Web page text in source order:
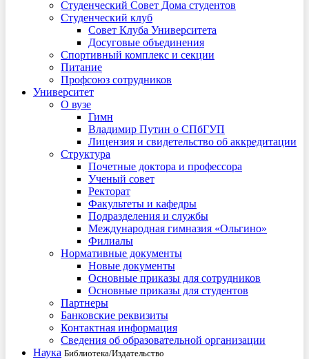
Студенческий Совет Дома студентов
Студенческий клуб
Совет Клуба Университета
Досуговые объединения
Спортивный комплекс и секции
Питание
Профсоюз сотрудников
Университет
О вузе
Гимн
Владимир Путин о СПбГУП
Лицензия и свидетельство об аккредитации
Структура
Почетные доктора и профессора
Ученый совет
Ректорат
Факультеты и кафедры
Подразделения и службы
Международная гимназия «Ольгино»
Филиалы
Нормативные документы
Новые документы
Основные приказы для сотрудников
Основные приказы для студентов
Партнеры
Банковские реквизиты
Контактная информация
Сведения об образовательной организации
Наука Библиотека/Издательство